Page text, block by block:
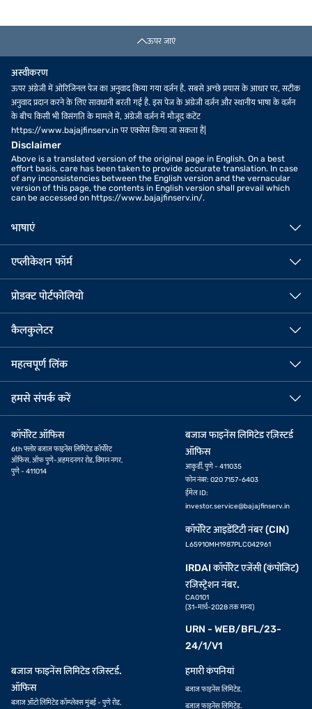
ऊपर जाएं
अस्वीकरण
ऊपर अंग्रेजी में ओरिजिनल पेज का अनुवाद किया गया वर्ज़न है. सबसे अच्छे प्रयास के आधार पर, सटीक
अनुवाद प्रदान करने के लिए सावधानी बरती गई है. इस पेज के अंग्रेजी वर्ज़न और स्थानीय भाषा के वर्ज़न
के बीच किसी भी विसंगति के मामले में, अंग्रेजी वर्ज़न में मौजूद कंटेंट
https://www.bajajfinserv.in पर एक्सेस किया जा सकता है|
Disclaimer
Above is a translated version of the original page in English. On a best
effort basis, care has been taken to provide accurate translation. In case
of any inconsistencies between the English version and the vernacular
version of this page, the contents in English version shall prevail which
can be accessed on https://www.bajajfinserv.in/.
भाषाएं
एप्लीकेशन फॉर्म
प्रोडक्ट पोर्टफोलियो
कैलकुलेटर
महत्वपूर्ण लिंक
हमसे संपर्क करें
कॉर्पोरेट ऑफिस
6th फ्लोर बजाज फाइनेंस लिमिटेड कॉर्पोरेट
ऑफिस, ऑफ पुणे-अहमदनगर रोड, विमान नगर,
पुणे - 411014
बजाज फाइनेंस लिमिटेड रज़िस्टर्ड
ऑफिस
आकुर्डी, पुणे - 411035
फोन नंबर: 020 7157-6403
ईमेल ID:
investor.service@bajajfinserv.in
कॉर्पोरेट आइडेंटिटी नंबर (CIN)
L65910MH1987PLC042961
IRDAI कॉर्पोरेट एजेंसी (कंपोजिट)
रजिस्ट्रेशन नंबर.
CA0101
(31-मार्च-2028 तक मान्य)
URN - WEB/BFL/23-
24/1/V1
बजाज फाइनेंस लिमिटेड रजिस्टर्ड.
ऑफिस
बजाज ऑटो लिमिटेड कॉम्प्लेक्स मुंबई - पुणे रोड,
हमारी कंपनियां
बजाज फाइनेंस लिमिटेड.
बजाज फाइनेंस लिमिटेड.